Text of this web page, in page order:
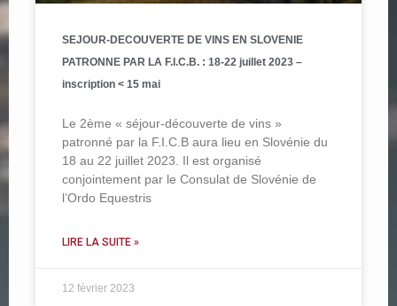
SEJOUR-DECOUVERTE DE VINS EN SLOVENIE
PATRONNE PAR LA F.I.C.B. : 18-22 juillet 2023 –
inscription < 15 mai
Le 2ème « séjour-découverte de vins »
patronné par la F.I.C.B aura lieu en Slovénie du
18 au 22 juillet 2023. Il est organisé
conjointement par le Consulat de Slovénie de
l’Ordo Equestris
LIRE LA SUITE »
12 février 2023